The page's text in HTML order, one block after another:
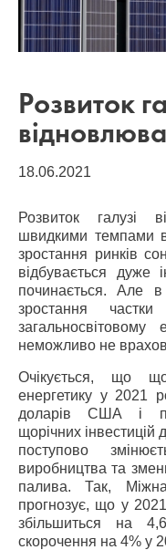
Розвиток
18.06.2021
Розвиток галузі
швидкими темпами в
зростання ринків
відбувається дуже
починається. Але
зростання
неможливо не
Очікується, що
енергетику у 2021
доларів США і
щорічних інвестицій
поступово
виробництва та
палива. Так,
прогнозує, що у
збільшиться на
скорочення на 4% у